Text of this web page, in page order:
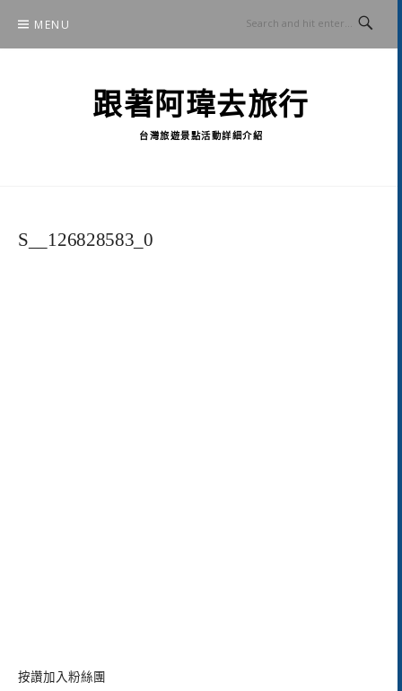
content
MENU
跟著阿瑋去旅行
台灣旅遊景點活動詳細介紹
S__126828583_0
按讚加入粉絲團